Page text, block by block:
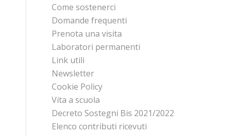
Come sostenerci
Domande frequenti
Prenota una visita
Laboratori permanenti
Link utili
Newsletter
Cookie Policy
Vita a scuola
Decreto Sostegni Bis 2021/2022
Elenco contributi ricevuti